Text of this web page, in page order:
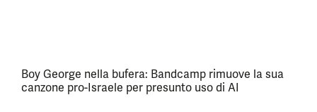
Boy George nella bufera: Bandcamp rimuove la sua
canzone pro-Israele per presunto uso di AI